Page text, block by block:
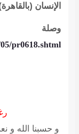
الإنسان (بالقاهرة) بتاريخ
pr0618.shtml
و حسبنا الله و